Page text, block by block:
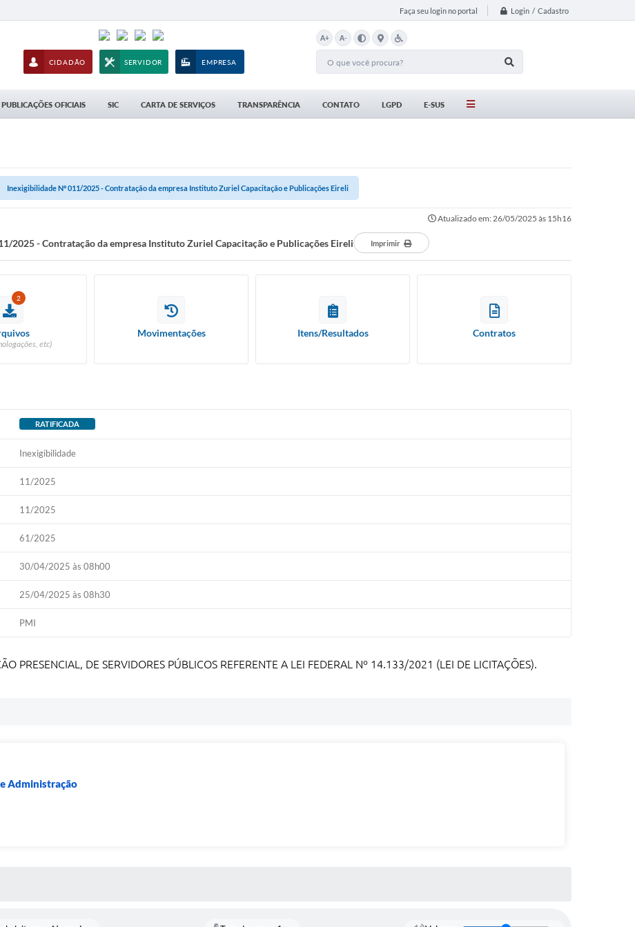
Faça seu login no portal Login / Cadastro
CIDADÃO SERVIDOR EMPRESA
A+ A-
PUBLICAÇÕES OFICIAIS SIC CARTA DE SERVIÇOS TRANSPARÊNCIA CONTATO LGPD E-SUS
Inexigibilidade Nº 011/2025 - Contratação da empresa Instituto Zuriel Capacitação e Publicações Eireli
Atualizado em: 26/05/2025 às 15h16
2025 - Contratação da empresa Instituto Zuriel Capacitação e Publicações Eireli Imprimir
2
etc)
Movimentações Itens/Resultados Contratos
RATIFICADA
Inexigibilidade
11/2025
11/2025
61/2025
30/04/2025 às 08h00
25/04/2025 às 08h30
PMI
PRESENCIAL, DE SERVIDORES PÚBLICOS REFERENTE A LEI FEDERAL Nº 14.133/2021 (LEI DE LICITAÇÕES).
Administração